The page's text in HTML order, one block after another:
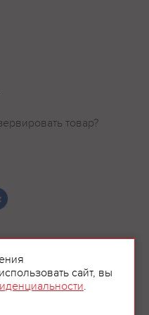
товар?
сайт, вы
.